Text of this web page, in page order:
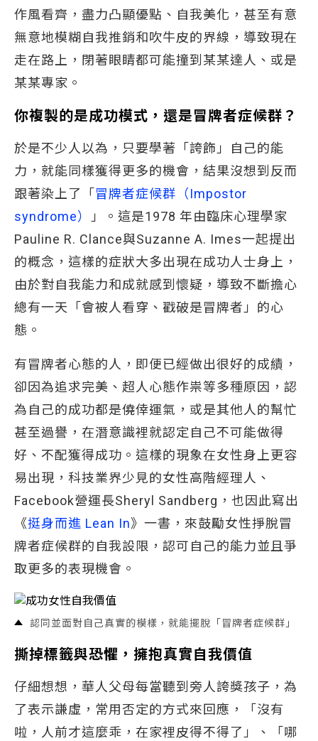
作風看齊，盡力凸顯優點、自我美化，甚至有意
無意地模糊自我推銷和吹牛皮的界線，導致現在
走在路上，閉著眼睛都可能撞到某某達人、或是
某某專家。
你複製的是成功模式，還是冒牌者症候群？
於是不少人以為，只要學著「誇飾」自己的能
力，就能同樣獲得更多的機會，結果沒想到反而
跟著染上了「 冒牌者症候群（Impostor
syndrome）
」。這是1978 年由臨床心理學家
Pauline R. Clance與Suzanne A. Imes一起提出
的概念，這樣的症狀大多出現在成功人士身上，
由於對自我能力和成就感到懷疑，導致不斷擔心
總有一天「會被人看穿、戳破是冒牌者」的心
態。
有冒牌者心態的人，即便已經做出很好的成績，
卻因為追求完美、超人心態作祟等多種原因，認
為自己的成功都是僥倖運氣，或是其他人的幫忙
甚至過譽，在潛意識裡就認定自己不可能做得
好、不配獲得成功。這樣的現象在女性身上更容
易出現，科技業界少見的女性高階經理人、
Facebook營運長Sheryl Sandberg，也因此寫出
《挺身而進 Lean In》一書，來鼓勵女性掙脫冒
牌者症候群的自我設限，認可自己的能力並且爭
取更多的表現機會。
認同並面對自己真實的模樣，就能擺脫「冒牌者症候群」
撕掉標籤與恐懼，擁抱真實自我價值
仔細想想，華人父母每當聽到旁人誇獎孩子，為
了表示謙虛，常用否定的方式來回應，「沒有
啦，人前才這麼乖，在家裡皮得不得了」、「哪